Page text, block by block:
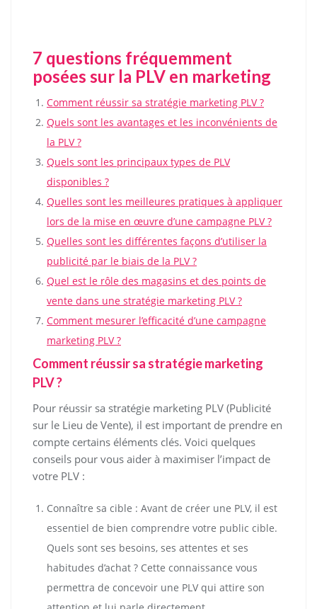
7 questions fréquemment
posées sur la PLV en marketing
Comment réussir sa stratégie marketing PLV ?
Quels sont les avantages et les inconvénients de
la PLV ?
Quels sont les principaux types de PLV
disponibles ?
Quelles sont les meilleures pratiques à appliquer
lors de la mise en œuvre d’une campagne PLV ?
Quelles sont les différentes façons d’utiliser la
publicité par le biais de la PLV ?
Quel est le rôle des magasins et des points de
vente dans une stratégie marketing PLV ?
Comment mesurer l’efficacité d’une campagne
marketing PLV ?
Comment réussir sa stratégie marketing
PLV ?
Pour réussir sa stratégie marketing PLV (Publicité
sur le Lieu de Vente), il est important de prendre en
compte certains éléments clés. Voici quelques
conseils pour vous aider à maximiser l’impact de
votre PLV :
Connaître sa cible : Avant de créer une PLV, il est
essentiel de bien comprendre votre public cible.
Quels sont ses besoins, ses attentes et ses
habitudes d’achat ? Cette connaissance vous
permettra de concevoir une PLV qui attire son